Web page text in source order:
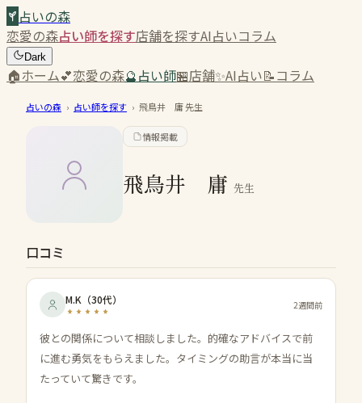
占いの森
恋愛の森占い師を探す店舗を探すAI占いコラム
Dark
🏠ホーム💕恋愛の森🔮占い師🏪店舗✨AI占い📝コラム
占いの森 › 占い師を探す › 飛鳥井 庸先生
情報掲載
飛鳥井 庸 先生
口コミ
M.K （30代） 2週間前
彼との関係について相談しました。的確なアドバイスで前
に進む勇気をもらえました。タイミングの助言が本当に当
たっていて驚きです。